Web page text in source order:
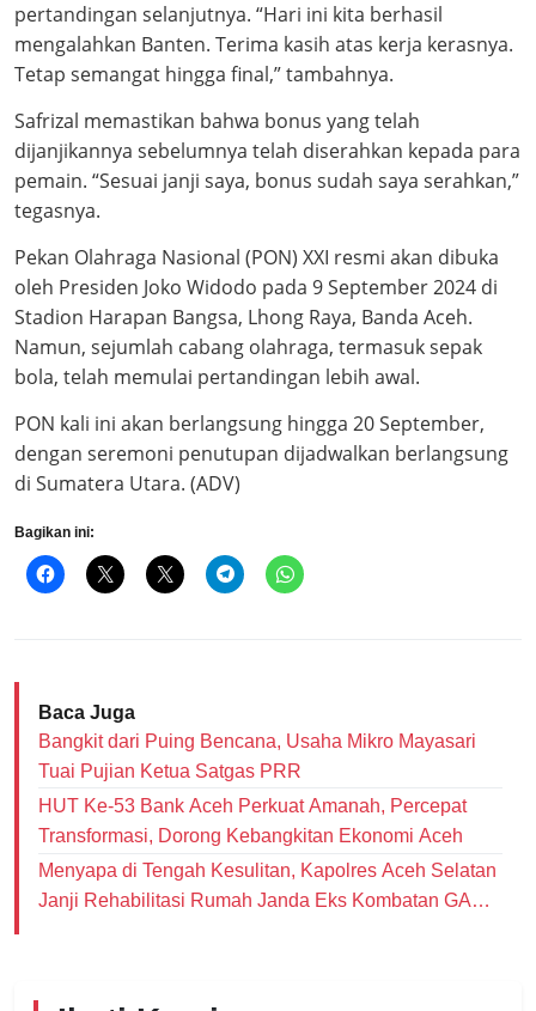
pertandingan selanjutnya. “Hari ini kita berhasil
mengalahkan Banten. Terima kasih atas kerja kerasnya.
Tetap semangat hingga final,” tambahnya.
Safrizal memastikan bahwa bonus yang telah
dijanjikannya sebelumnya telah diserahkan kepada para
pemain. “Sesuai janji saya, bonus sudah saya serahkan,”
tegasnya.
Pekan Olahraga Nasional (PON) XXI resmi akan dibuka
oleh Presiden Joko Widodo pada 9 September 2024 di
Stadion Harapan Bangsa, Lhong Raya, Banda Aceh.
Namun, sejumlah cabang olahraga, termasuk sepak
bola, telah memulai pertandingan lebih awal.
PON kali ini akan berlangsung hingga 20 September,
dengan seremoni penutupan dijadwalkan berlangsung
di Sumatera Utara. (ADV)
Bagikan ini:
Baca Juga
Bangkit dari Puing Bencana, Usaha Mikro Mayasari
Tuai Pujian Ketua Satgas PRR
HUT Ke-53 Bank Aceh Perkuat Amanah, Percepat
Transformasi, Dorong Kebangkitan Ekonomi Aceh
Menyapa di Tengah Kesulitan, Kapolres Aceh Selatan
Janji Rehabilitasi Rumah Janda Eks Kombatan GAM